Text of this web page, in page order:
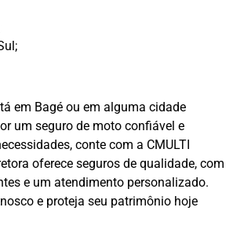
em Bagé ou em alguma cidade
um seguro de moto confiável e
conte com a CMULTI
oferece seguros de qualidade, com
e um atendimento personalizado.
e proteja seu patrimônio hoje